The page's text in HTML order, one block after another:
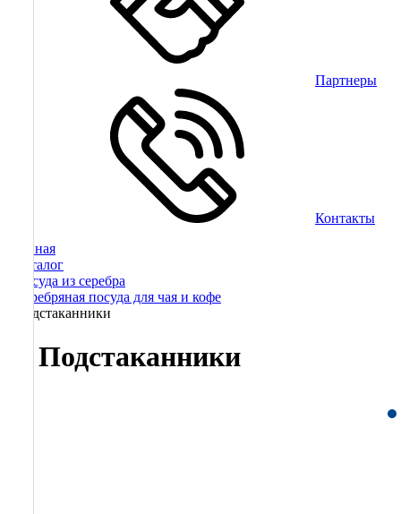
Партнеры
Контакты
Главная
Каталог
Посуда из серебра
Серебряная посуда для чая и кофе
Подстаканники
Подстаканники